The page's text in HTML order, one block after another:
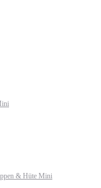
& Hüte Mini